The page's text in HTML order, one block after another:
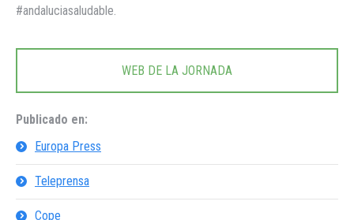
#andaluciasaludable.
WEB DE LA JORNADA
Publicado en:
Europa Press
Teleprensa
Cope